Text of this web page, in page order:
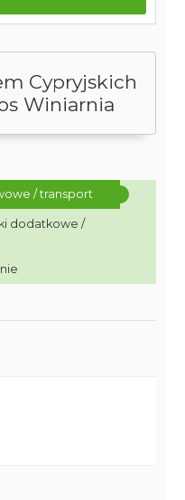
Cypryjskich
Winiarnia
/ transport
dodatkowe /